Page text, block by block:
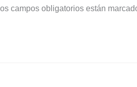
campos obligatorios están